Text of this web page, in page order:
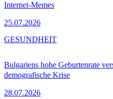
Internet-Memes
25.07.2026
Bulgariens hohe Geburtenrate
demografische Krise
28.07.2026
GESUNDHEIT